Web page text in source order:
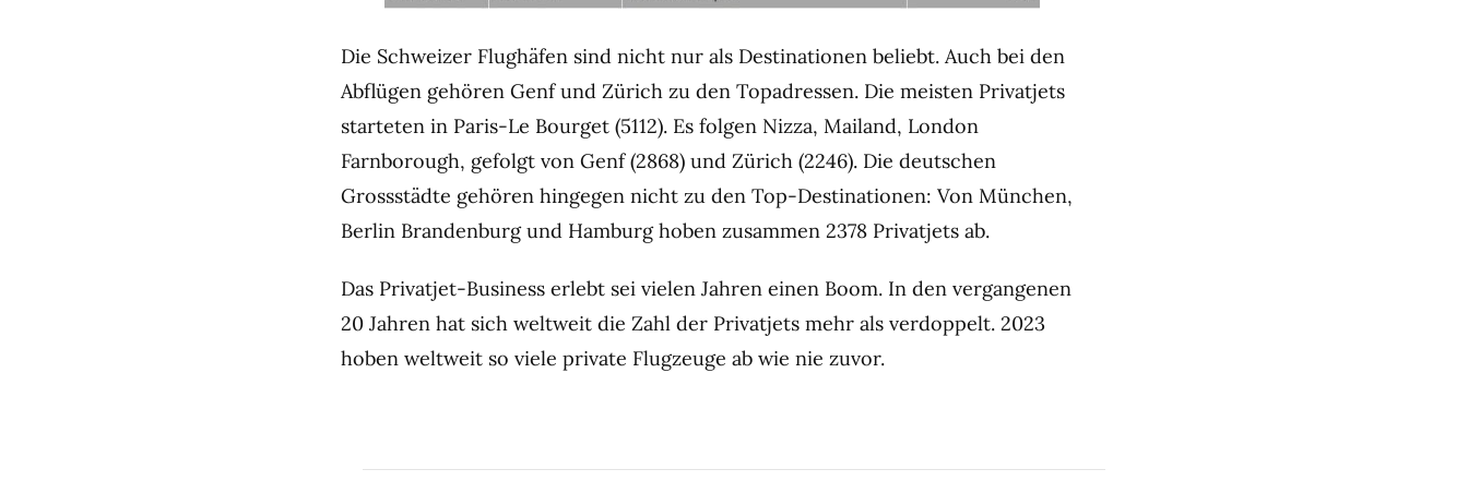
Die Schweizer Flughäfen sind nicht nur als Destinationen beliebt. Auch bei den
Abflügen gehören Genf und Zürich zu den Topadressen. Die meisten Privatjets
starteten in Paris-Le Bourget (5112). Es folgen Nizza, Mailand, London
Farnborough, gefolgt von Genf (2868) und Zürich (2246). Die deutschen
Grossstädte gehören hingegen nicht zu den Top-Destinationen: Von München,
Berlin Brandenburg und Hamburg hoben zusammen 2378 Privatjets ab.
Das Privatjet-Business erlebt sei vielen Jahren einen Boom. In den vergangenen
20 Jahren hat sich weltweit die Zahl der Privatjets mehr als verdoppelt. 2023
hoben weltweit so viele private Flugzeuge ab wie nie zuvor.